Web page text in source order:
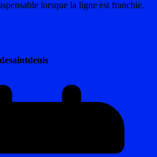
lorsque la ligne est franchie.